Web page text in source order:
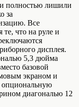
полностью лишили
за
Все
что на руле и
дисплея.
5,3 дюйма
базовой
экраном и
опциональную
диагональю 12